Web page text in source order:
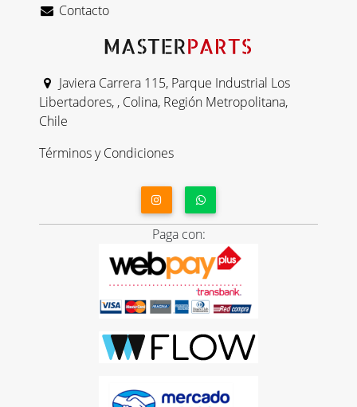
Contacto
Javiera Carrera 115, Parque Industrial Los
Libertadores, , Colina, Región Metropolitana,
Chile
Términos y Condiciones
Paga con: